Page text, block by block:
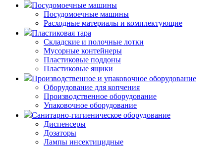
Посудомоечные машины
Посудомоечные машины
Расходные материалы и комплектующие
Пластиковая тара
Складские и полочные лотки
Мусорные контейнеры
Пластиковые поддоны
Пластиковые ящики
Производственное и упаковочное оборудование
Оборудование для копчения
Производственное оборудование
Упаковочное оборудование
Санитарно-гигиеническое оборудование
Диспенсеры
Дозаторы
Лампы инсектицидные